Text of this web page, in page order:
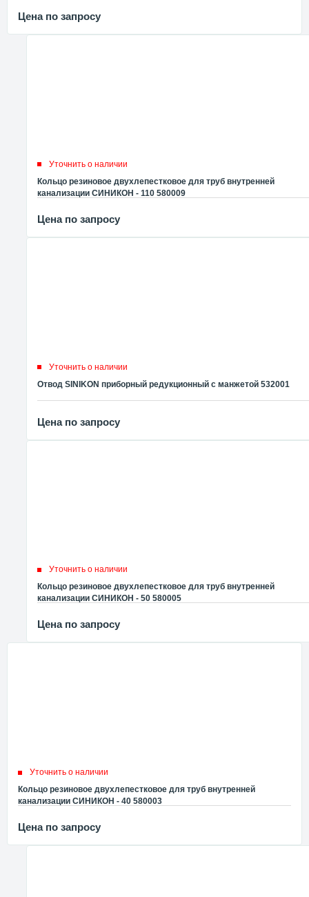
Цена по запросу
Уточнить о наличии
Кольцо резиновое двухлепестковое для труб внутренней
канализации СИНИКОН - 110 580009
Цена по запросу
Уточнить о наличии
Отвод SINIKON приборный редукционный с манжетой 532001
Цена по запросу
Уточнить о наличии
Кольцо резиновое двухлепестковое для труб внутренней
канализации СИНИКОН - 50 580005
Цена по запросу
Уточнить о наличии
Кольцо резиновое двухлепестковое для труб внутренней
канализации СИНИКОН - 40 580003
Цена по запросу